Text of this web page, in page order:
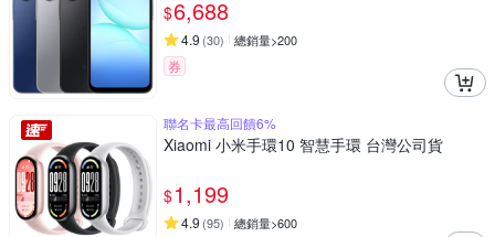
$6,688
4.9 (30) 總銷量>200
券
聯名卡最高回饋6%
Xiaomi 小米手環10 智慧手環 台灣公司貨
$1,199
4.9 (95) 總銷量>600